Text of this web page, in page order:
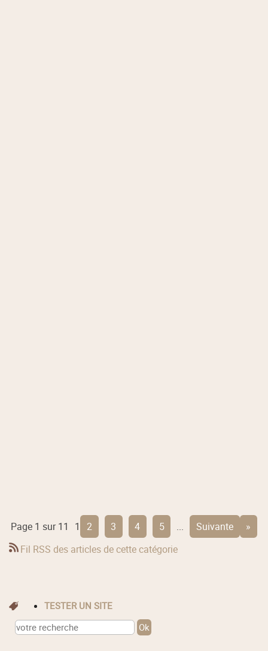
Page 1 sur 11 1 2 3 4 5 ... suivante
»
Fil RSS des articles de cette catégorie
TESTER UN SITE